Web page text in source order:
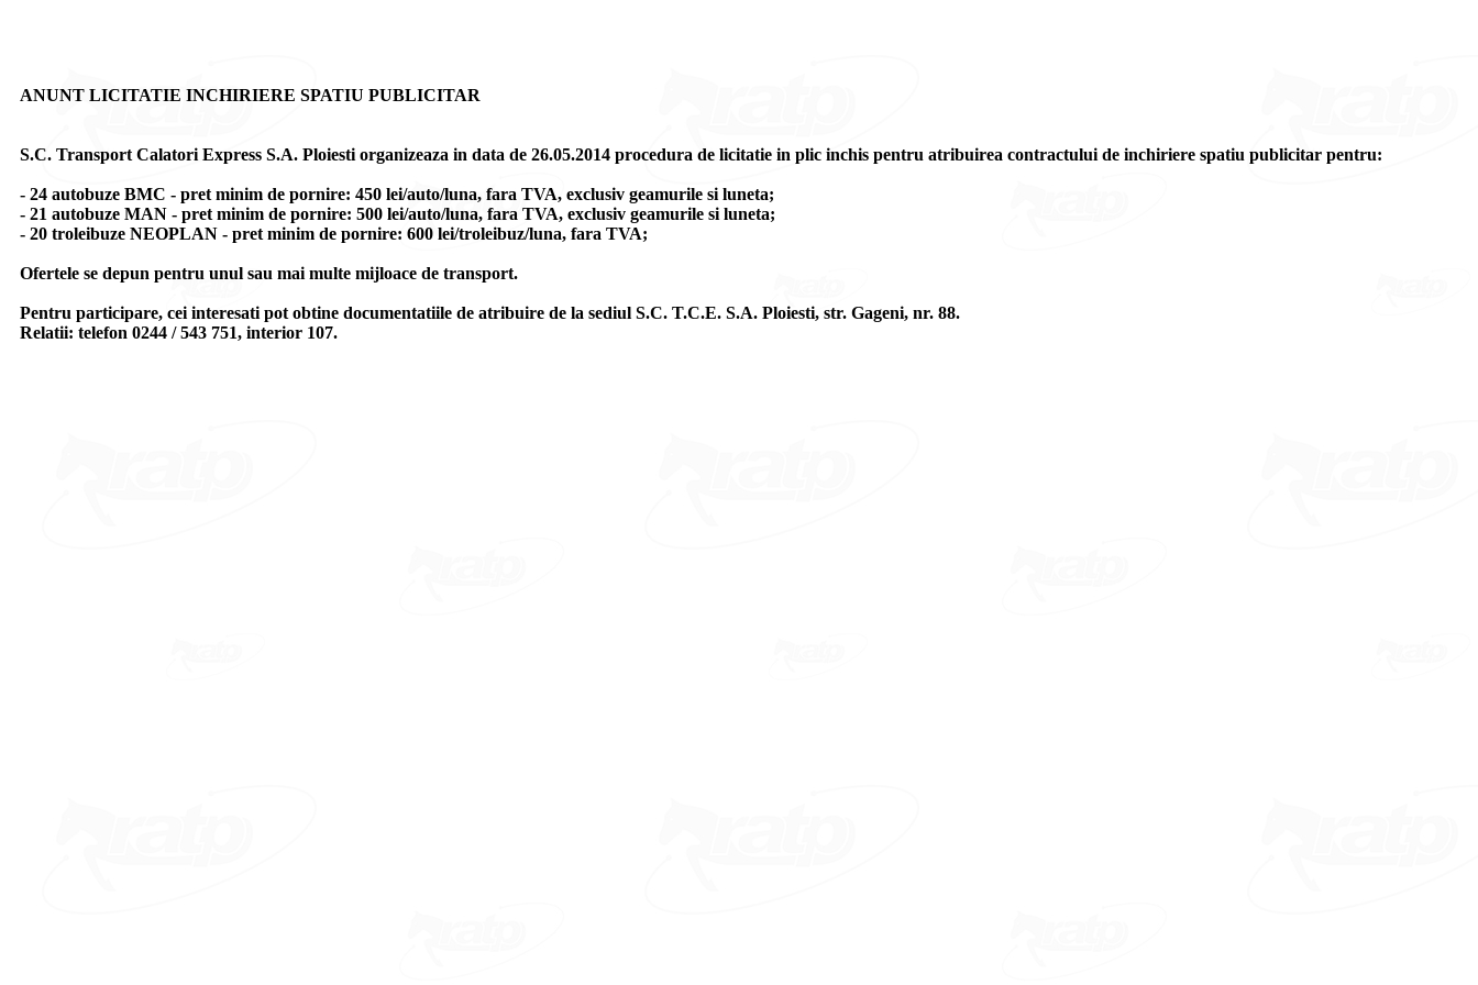
ANUNT LICITATIE INCHIRIERE SPATIU PUBLICITAR
S.C. Transport Calatori Express S.A. Ploiesti organizeaza in data de 26.05.2014 procedura de licitatie in plic inchis pentru atribuirea contractului de inchiriere spatiu publicitar pentru:
- 24 autobuze BMC - pret minim de pornire: 450 lei/auto/luna, fara TVA, exclusiv geamurile si luneta;
- 21 autobuze MAN - pret minim de pornire: 500 lei/auto/luna, fara TVA, exclusiv geamurile si luneta;
- 20 troleibuze NEOPLAN - pret minim de pornire: 600 lei/troleibuz/luna, fara TVA;
Ofertele se depun pentru unul sau mai multe mijloace de transport.
Pentru participare, cei interesati pot obtine documentatiile de atribuire de la sediul S.C. T.C.E. S.A. Ploiesti, str. Gageni, nr. 88.
Relatii: telefon 0244 / 543 751, interior 107.